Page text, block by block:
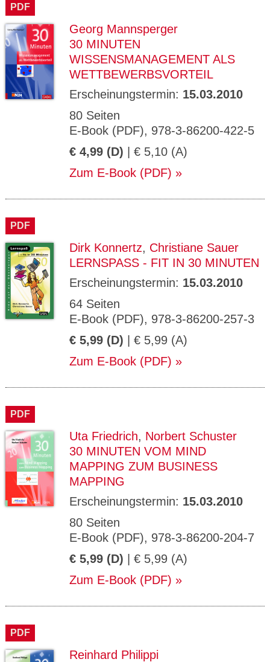
PDF
Georg Mannsperger
30 MINUTEN
WISSENSMANAGEMENT ALS
WETTBEWERBSVORTEIL
Erscheinungstermin: 15.03.2010
80 Seiten
E-Book (PDF), 978-3-86200-422-5
€ 4,99 (D) | € 5,10 (A)
Zum E-Book (PDF)
PDF
Dirk Konnertz, Christiane Sauer
LERNSPASS - FIT IN 30 MINUTEN
Erscheinungstermin: 15.03.2010
64 Seiten
E-Book (PDF), 978-3-86200-257-3
€ 5,99 (D) | € 5,99 (A)
Zum E-Book (PDF)
PDF
Uta Friedrich, Norbert Schuster
30 MINUTEN VOM MIND
MAPPING ZUM BUSINESS
MAPPING
Erscheinungstermin: 15.03.2010
80 Seiten
E-Book (PDF), 978-3-86200-204-7
€ 5,99 (D) | € 5,99 (A)
Zum E-Book (PDF)
PDF
Reinhard Philippi